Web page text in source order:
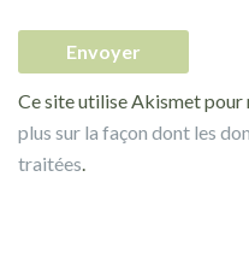
Ce site utilise Akismet pour
plus sur la façon dont les
traitées